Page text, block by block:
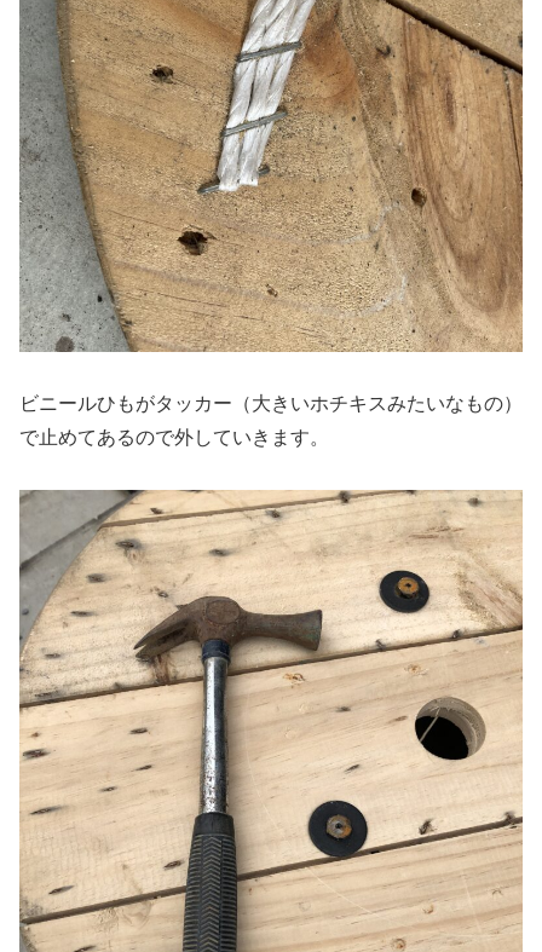
ビニールひもがタッカー（大きいホチキスみたいなもの）
で止めてあるので外していきます。